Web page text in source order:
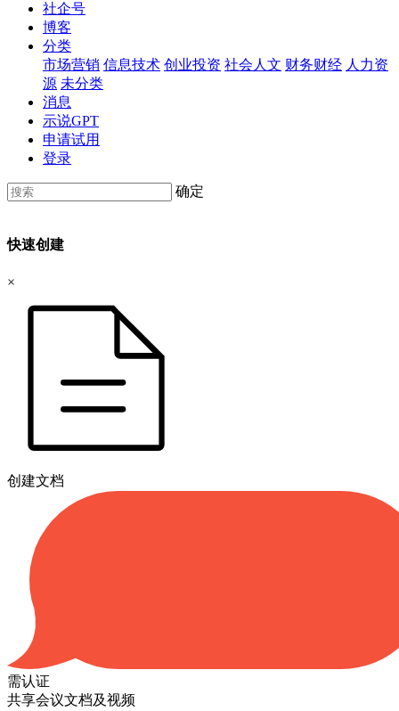
社企号
博客
分类
市场营销 信息技术 创业投资 社会人文 财务财经 人力资
源 未分类
消息
示说GPT
申请试用
登录
确定
快速创建
×
创建文档
需认证
共享会议文档及视频